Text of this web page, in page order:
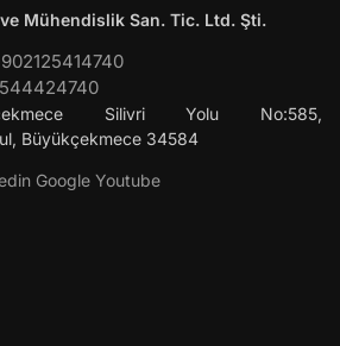
Mühendislik San. Tic. Ltd. Şti.
Silivri Yolu No:585,
, Büyükçekmece 34584
Google Youtube